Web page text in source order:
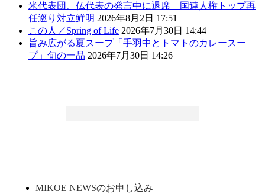
米代表団、仏代表の発言中に退席 国連人権トップ再
任巡り対立鮮明 2026年8月2日 17:51
この人／Spring of Life 2026年7月30日 14:44
旨み広がる夏スープ「手羽中とトマトのカレースー
プ」旬の一品 2026年7月30日 14:26
MIKOE NEWSのお申し込み